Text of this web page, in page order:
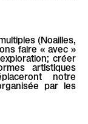
(Noailles,
faire « avec »
créer
artistiques
notre
par les